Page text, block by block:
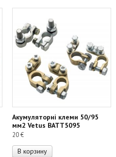
Акумуляторні клеми 50/95
мм2 Vetus BATT5095
20€
В корзину